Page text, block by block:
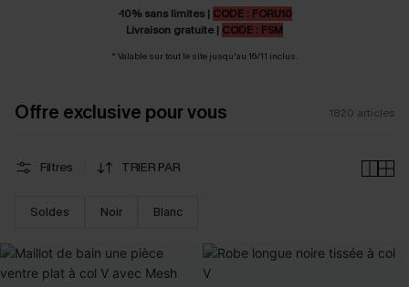
-10% sans limites | CODE : FORU10
Livraison gratuite | CODE : FSM
* Valable sur tout le site jusqu'au 16/11 inclus.
Offre exclusive pour vous 1820 articles
Filtres TRIER PAR
Soldes Noir Blanc